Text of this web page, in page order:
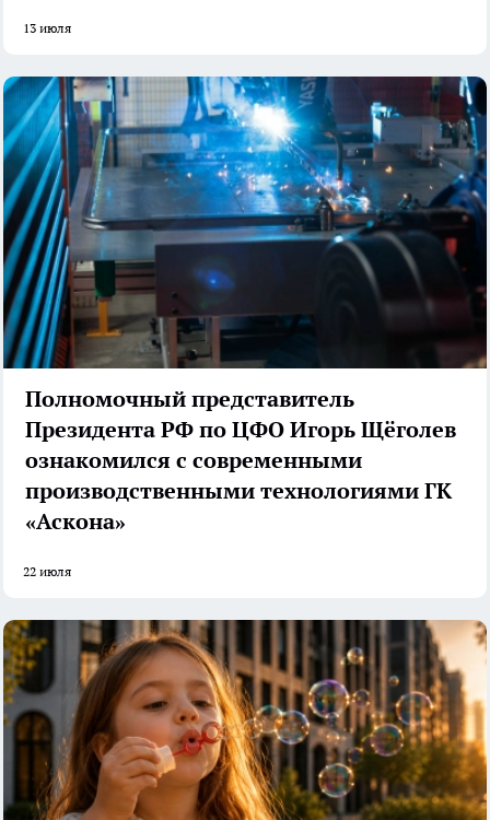
13 июля
Полномочный представитель
Президента РФ по ЦФО Игорь Щёголев
ознакомился с современными
производственными технологиями ГК
«Аскона»
22 июля